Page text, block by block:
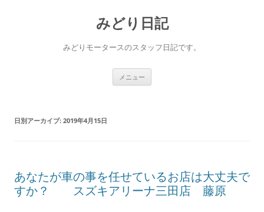
みどり日記
みどりモータースのスタッフ日記です。
メニュー
日別アーカイブ: 2019年4月15日
あなたが車の事を任せているお店は大丈夫で
すか？ スズキアリーナ三田店 藤原